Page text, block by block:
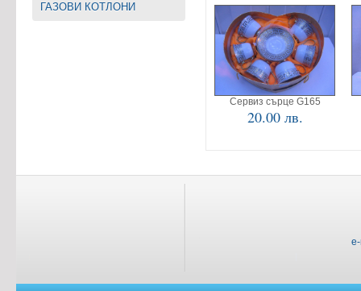
ГАЗОВИ КОТЛОНИ
Сервиз сърце G165
20.00 лв.